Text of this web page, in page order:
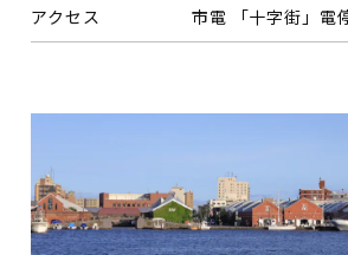
アクセス 市電 「十字街」